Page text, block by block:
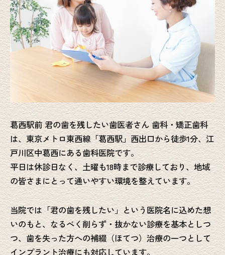
葛西駅前 君の歯を残したい歯医者さん 歯科・矯正歯科
は、東京メトロ東西線「葛西駅」西出口から徒歩1分、江
戸川区中葛西にある歯科医院です。
平日は休診日なく、土曜も18時まで診療しており、地域
の皆さまにとって通いやすい環境を整えています。
当院では「君の歯を残したい」という医院名に込めた想
いのもと、なるべく削らず・抜かない診療を基本としつ
つ、歯を失った方への補綴（ほてつ）治療の一つとして
インプラント治療にも対応しています。